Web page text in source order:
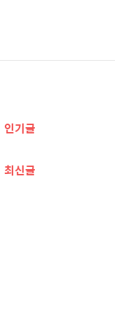
추
정
인기글
최신글